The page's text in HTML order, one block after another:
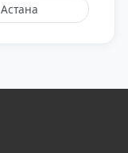
Астана